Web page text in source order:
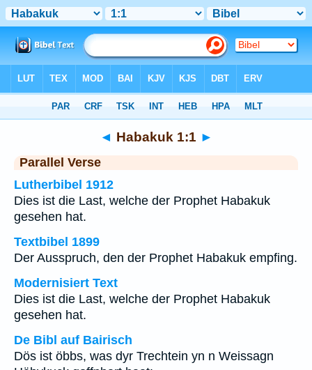
◄ Habakuk 1:1 ►
Parallel Verse
Lutherbibel 1912
Dies ist die Last, welche der Prophet Habakuk
gesehen hat.
Textbibel 1899
Der Ausspruch, den der Prophet Habakuk empfing.
Modernisiert Text
Dies ist die Last, welche der Prophet Habakuk
gesehen hat.
De Bibl auf Bairisch
Dös ist öbbs, was dyr Trechtein yn n Weissagn